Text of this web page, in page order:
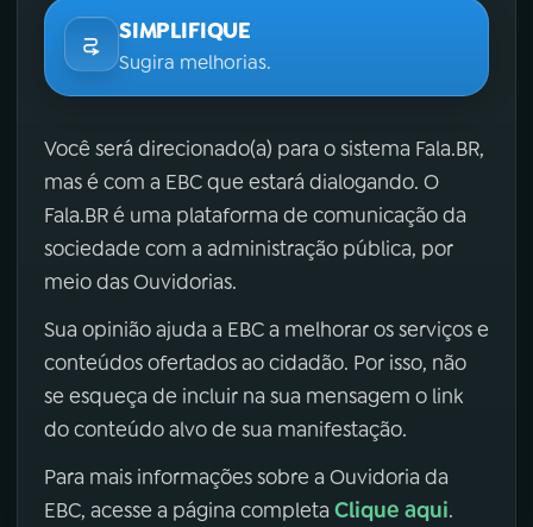
SIMPLIFIQUE
Sugira melhorias.
Você será direcionado(a) para o sistema Fala.BR,
mas é com a EBC que estará dialogando. O
Fala.BR é uma plataforma de comunicação da
sociedade com a administração pública, por
meio das Ouvidorias.
Sua opinião ajuda a EBC a melhorar os serviços e
conteúdos ofertados ao cidadão. Por isso, não
se esqueça de incluir na sua mensagem o link
do conteúdo alvo de sua manifestação.
Para mais informações sobre a Ouvidoria da
EBC, acesse a página completa Clique aqui.